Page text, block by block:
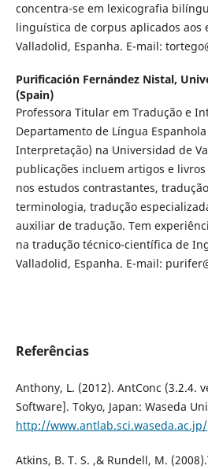
concentra-se em lexicografia
linguística de corpus aplicados aos
Valladolid, Espanha. E-mail:
Purificación Fernández Nistal,
(Spain)
Professora Titular em Tradução e
Departamento de Língua
Interpretação) na Universidad de
publicações incluem artigos e
nos estudos contrastantes,
terminologia, tradução
auxiliar de tradução. Tem
na tradução técnico-científica de
Valladolid, Espanha. E-mail:
Referências
Anthony, L. (2012). AntConc (3.2.4.
Software]. Tokyo, Japan: Waseda
http://www.antlab.sci.waseda.ac.jp/
Atkins, B. T. S. ,& Rundell, M.